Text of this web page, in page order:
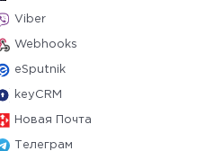
Viber
Webhooks
eSputnik
keyCRM
Новая Почта
Телеграм